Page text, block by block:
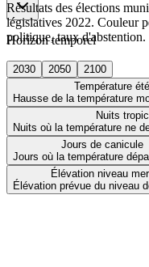
Horizon temporel
2030 2050
2100
Température été
Hausse de la température
Nuits
Nuits où la température ne
Jours de canicule
Jours où la température
Élévation niveau mer
Élévation prévue du niveau
Résultats des élections
législatives 2022. Couleur
politique, taux d'abstention.